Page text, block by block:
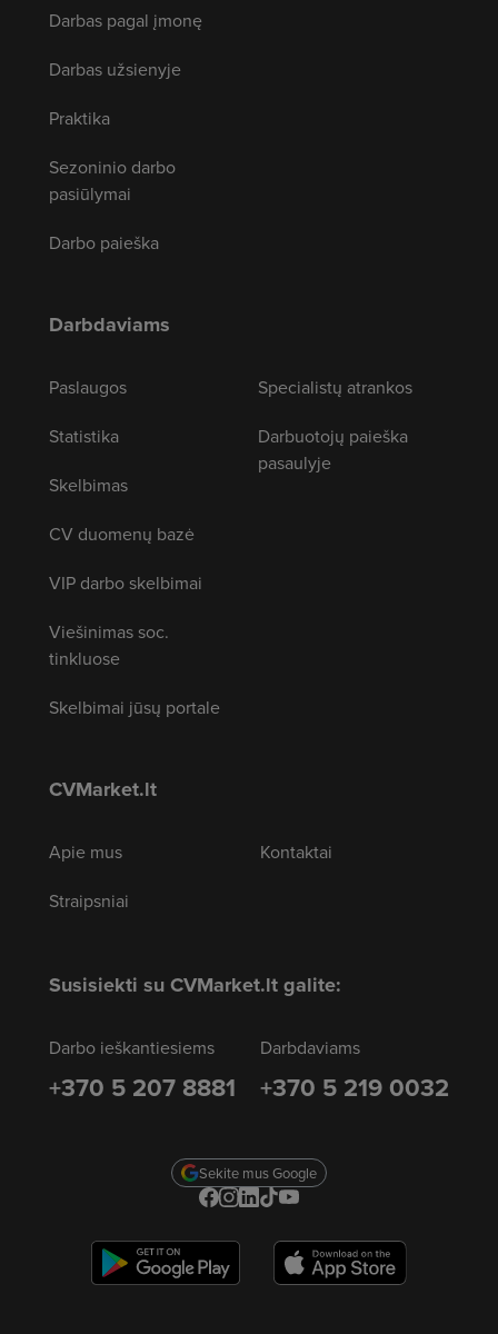
Darbas pagal įmonę
Darbas užsienyje
Praktika
Sezoninio darbo
pasiūlymai
Darbo paieška
Darbdaviams
Paslaugos
Statistika
Skelbimas
CV duomenų bazė
VIP darbo skelbimai
Viešinimas soc.
tinkluose
Skelbimai jūsų portale
Specialistų atrankos
Darbuotojų paieška
pasaulyje
CVMarket.lt
Apie mus
Straipsniai
Kontaktai
Susisiekti su CVMarket.lt galite:
Darbo ieškantiesiems
+370 5 207 8881
Darbdaviams
+370 5 219 0032
Sekite mus Google